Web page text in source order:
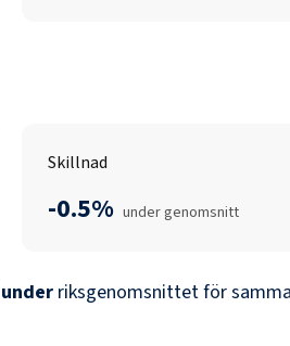
Skillnad
-0.5% under genomsnitt
under riksgenomsnittet för